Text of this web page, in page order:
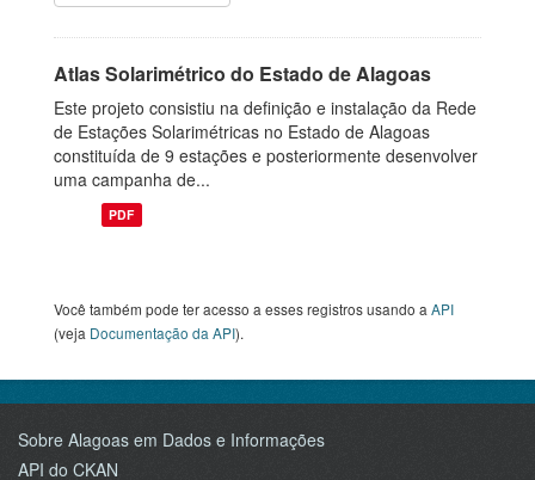
Atlas Solarimétrico do Estado de Alagoas
Este projeto consistiu na definição e instalação da Rede
de Estações Solarimétricas no Estado de Alagoas
constituída de 9 estações e posteriormente desenvolver
uma campanha de...
PDF
Você também pode ter acesso a esses registros usando a API
(veja Documentação da API).
Sobre Alagoas em Dados e Informações
API do CKAN